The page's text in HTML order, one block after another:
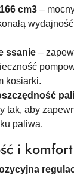
cm3 –
ssanie –
kosiarki.
tak, aby
paliwa.
i